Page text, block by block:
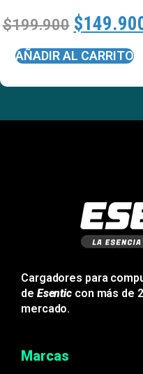
$199.900 $
AÑADIR AL CARRITO
Cargadores para
de Esentic con más de
mercado.
Marcas